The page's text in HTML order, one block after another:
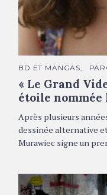
Léa Murawiec © Alain
C
T
É
G
R
I
E
BD ET MANGAS
« Le Grand
étoile nommée
Après plusieurs
dessinée alternative
Murawiec signe un